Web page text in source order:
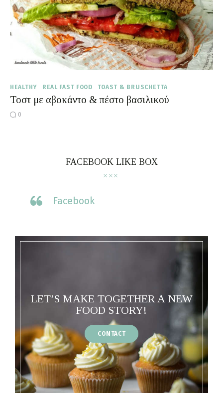
HEALTHY REAL FAST FOOD TOAST & BRUSCHETTA
Τοστ με αβοκάντο & πέστο βασιλικού
0
FACEBOOK LIKE BOX
Facebook
LET’S MAKE TOGETHER A NEW
FOOD STORY!
CONTACT